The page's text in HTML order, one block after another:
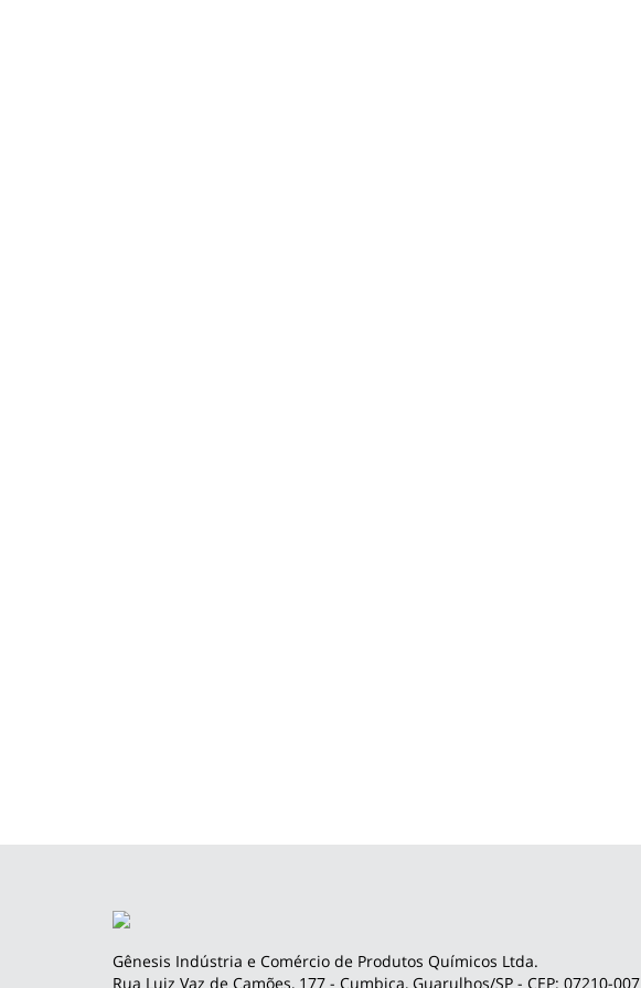
Gênesis Indústria e Comércio de Produtos Químicos Ltda.
Rua Luiz Vaz de Camões, 177 - Cumbica, Guarulhos/SP - CEP: 07210-007